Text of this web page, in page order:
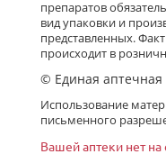
препаратов
вид упаковки и
представленных.
происходит в
© Единая аптечная
Использование
письменного
Вашей аптеки нет на